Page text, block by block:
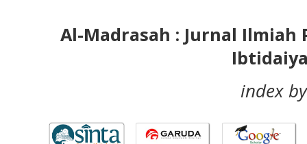
Al-Madrasah : Jurnal Ilmiah
index